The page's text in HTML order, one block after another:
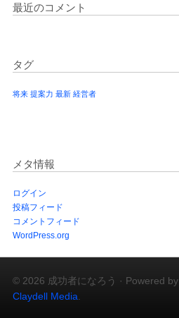
最近のコメント
タグ
将来 提案力 最新 経営者
メタ情報
ログイン
投稿フィード
コメントフィード
WordPress.org
© 2026 成功者になろう · Powered by
Claydell Media